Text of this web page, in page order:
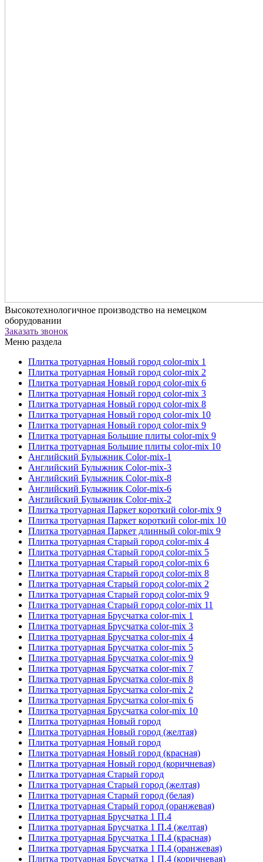
Высокотехнологичное производство на немецком
оборудовании
Заказать звонок
Меню раздела
Плитка тротуарная Новый город color-mix 1
Плитка тротуарная Новый город color-mix 2
Плитка тротуарная Новый город color-mix 6
Плитка тротуарная Новый город color-mix 3
Плитка тротуарная Новый город color-mix 8
Плитка тротуарная Новый город color-mix 10
Плитка тротуарная Новый город color-mix 9
Плитка тротуарная Большие плиты color-mix 9
Плитка тротуарная Большие плиты color-mix 10
Английский Булыжник Color-mix-1
Английский Булыжник Color-mix-3
Английский Булыжник Color-mix-8
Английский Булыжник Color-mix-6
Английский Булыжник Color-mix-2
Плитка тротуарная Паркет короткий color-mix 9
Плитка тротуарная Паркет короткий color-mix 10
Плитка тротуарная Паркет длинный color-mix 9
Плитка тротуарная Старый город color-mix 4
Плитка тротуарная Старый город color-mix 5
Плитка тротуарная Старый город color-mix 6
Плитка тротуарная Старый город color-mix 8
Плитка тротуарная Старый город color-mix 2
Плитка тротуарная Старый город color-mix 9
Плитка тротуарная Старый город color-mix 11
Плитка тротуарная Брусчатка color-mix 1
Плитка тротуарная Брусчатка color-mix 3
Плитка тротуарная Брусчатка color-mix 4
Плитка тротуарная Брусчатка color-mix 5
Плитка тротуарная Брусчатка color-mix 9
Плитка тротуарная Брусчатка color-mix 7
Плитка тротуарная Брусчатка color-mix 8
Плитка тротуарная Брусчатка color-mix 2
Плитка тротуарная Брусчатка color-mix 6
Плитка тротуарная Брусчатка color-mix 10
Плитка тротуарная Новый город
Плитка тротуарная Новый город (желтая)
Плитка тротуарная Новый город
Плитка тротуарная Новый город (красная)
Плитка тротуарная Новый город (коричневая)
Плитка тротуарная Старый город
Плитка тротуарная Старый город (желтая)
Плитка тротуарная Старый город (белая)
Плитка тротуарная Старый город (оранжевая)
Плитка тротуарная Брусчатка 1 П.4
Плитка тротуарная Брусчатка 1 П.4 (желтая)
Плитка тротуарная Брусчатка 1 П.4 (красная)
Плитка тротуарная Брусчатка 1 П.4 (оранжевая)
Плитка тротуарная Брусчатка 1 П.4 (коричневая)